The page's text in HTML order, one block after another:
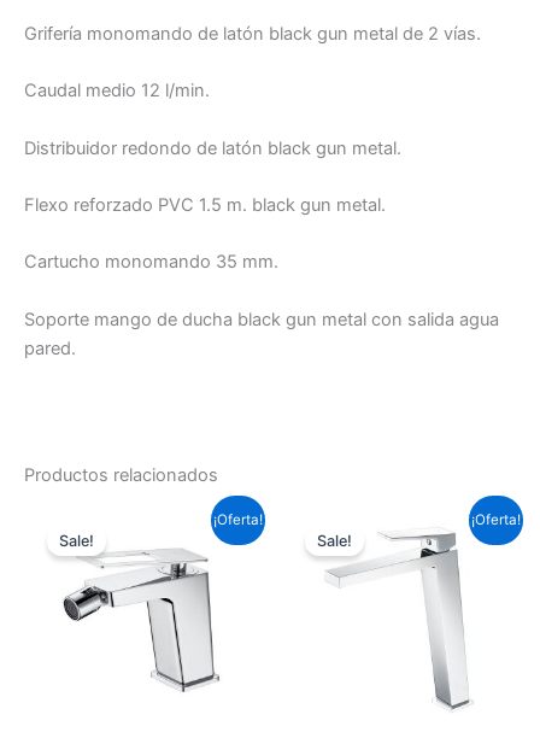
Grifería monomando de latón black gun metal de 2 vías.
Caudal medio 12 l/min.
Distribuidor redondo de latón black gun metal.
Flexo reforzado PVC 1.5 m. black gun metal.
Cartucho monomando 35 mm.
Soporte mango de ducha black gun metal con salida agua
pared.
Productos relacionados
¡Oferta!
Sale!
original
era:
99,22 €.
precio
actual
es:
73,45 €.
¡Oferta!
Sale!
precio
original
era:
143,99 €.
precio
actual
es:
106,59 €.